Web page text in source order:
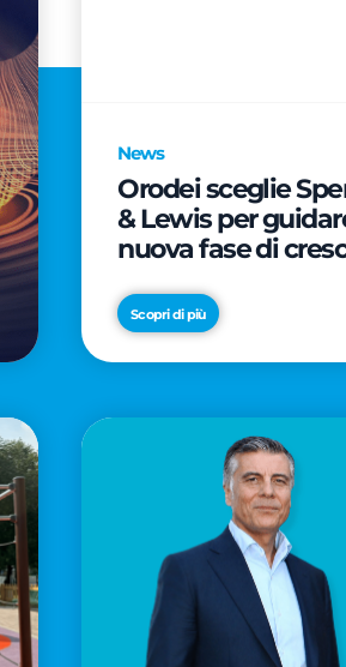
News
Orodei sceglie
& Lewis per
nuova fase di
brand
Scopri di più